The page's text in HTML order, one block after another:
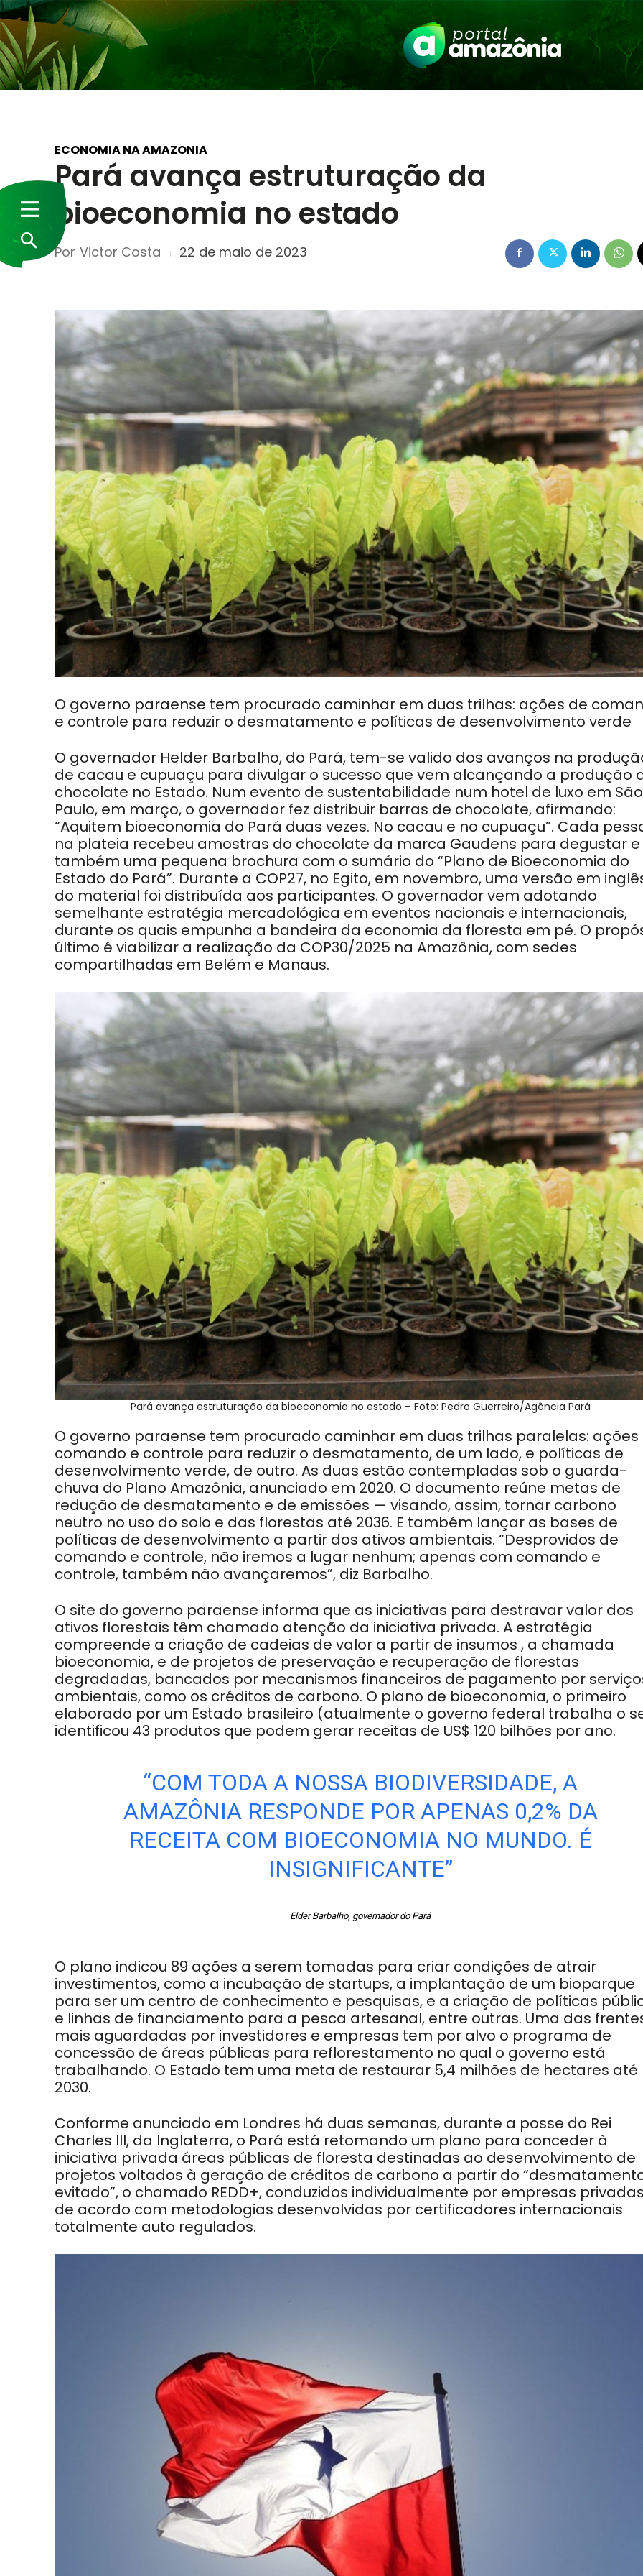
ECONOMIA NA AMAZONIA
Pará avança estruturação da
bioeconomia no estado
Por Victor Costa 22 de maio de 2023
O governo paraense tem procurado caminhar em duas trilhas: ações de
e controle para reduzir o desmatamento e políticas de desenvolvimento verde
O governador Helder Barbalho, do Pará, tem-se valido dos avanços na
de cacau e cupuaçu para divulgar o sucesso que vem alcançando a produção
chocolate no Estado. Num evento de sustentabilidade num hotel de luxo em São
Paulo, em março, o governador fez distribuir barras de chocolate, afirmando:
“Aquitem bioeconomia do Pará duas vezes. No cacau e no cupuaçu”. Cada
na plateia recebeu amostras do chocolate da marca Gaudens para degustar e
também uma pequena brochura com o sumário do “Plano de Bioeconomia do
Estado do Pará”. Durante a COP27, no Egito, em novembro, uma versão em
do material foi distribuída aos participantes. O governador vem adotando
semelhante estratégia mercadológica em eventos nacionais e internacionais,
durante os quais empunha a bandeira da economia da floresta em pé. O
último é viabilizar a realização da COP30/2025 na Amazônia, com sedes
compartilhadas em Belém e Manaus.
Pará avança estruturação da bioeconomia no estado – Foto: Pedro Guerreiro/Agência Pará
O governo paraense tem procurado caminhar em duas trilhas paralelas: ações
comando e controle para reduzir o desmatamento, de um lado, e políticas de
desenvolvimento verde, de outro. As duas estão contempladas sob o guarda-
chuva do Plano Amazônia, anunciado em 2020. O documento reúne metas de
redução de desmatamento e de emissões — visando, assim, tornar carbono
neutro no uso do solo e das florestas até 2036. E também lançar as bases de
políticas de desenvolvimento a partir dos ativos ambientais. “Desprovidos de
comando e controle, não iremos a lugar nenhum; apenas com comando e
controle, também não avançaremos”, diz Barbalho.
O site do governo paraense informa que as iniciativas para destravar valor dos
ativos florestais têm chamado atenção da iniciativa privada. A estratégia
compreende a criação de cadeias de valor a partir de insumos , a chamada
bioeconomia, e de projetos de preservação e recuperação de florestas
degradadas, bancados por mecanismos financeiros de pagamento por
ambientais, como os créditos de carbono. O plano de bioeconomia, o primeiro
elaborado por um Estado brasileiro (atualmente o governo federal trabalha o
identificou 43 produtos que podem gerar receitas de US$ 120 bilhões por ano.
“COM TODA A NOSSA BIODIVERSIDADE, A
AMAZÔNIA RESPONDE POR APENAS 0,2% DA
RECEITA COM BIOECONOMIA NO MUNDO. É
INSIGNIFICANTE”
Elder Barbalho, governador do Pará
O plano indicou 89 ações a serem tomadas para criar condições de atrair
investimentos, como a incubação de startups, a implantação de um bioparque
para ser um centro de conhecimento e pesquisas, e a criação de políticas
e linhas de financiamento para a pesca artesanal, entre outras. Uma das
mais aguardadas por investidores e empresas tem por alvo o programa de
concessão de áreas públicas para reflorestamento no qual o governo está
trabalhando. O Estado tem uma meta de restaurar 5,4 milhões de hectares até
2030.
Conforme anunciado em Londres há duas semanas, durante a posse do Rei
Charles III, da Inglaterra, o Pará está retomando um plano para conceder à
iniciativa privada áreas públicas de floresta destinadas ao desenvolvimento de
projetos voltados à geração de créditos de carbono a partir do
evitado”, o chamado REDD+, conduzidos individualmente por empresas
de acordo com metodologias desenvolvidas por certificadores internacionais
totalmente auto regulados.